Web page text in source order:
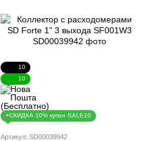
10
10
+СКИДКА 10% купон SALE10
Артикул: SD00039942